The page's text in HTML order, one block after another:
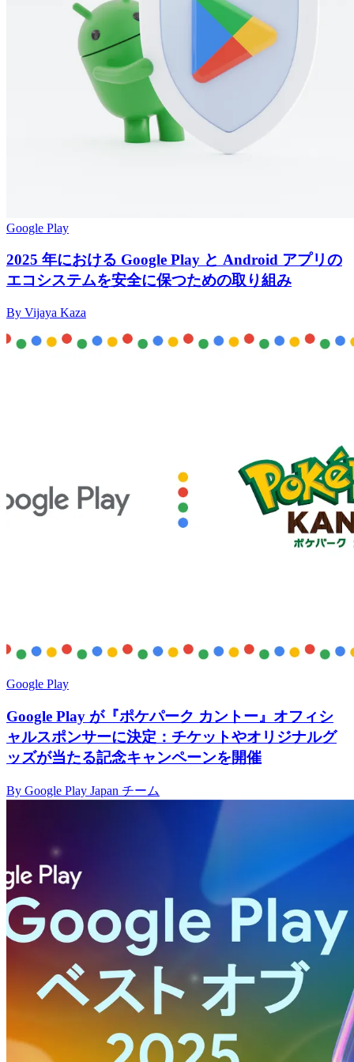
Google Play
2025 年における Google Play と Android アプリの
エコシステムを安全に保つための取り組み
By Vijaya Kaza
Google Play
Google Play が『ポケパーク カントー』オフィシ
ャルスポンサーに決定：チケットやオリジナルグ
ッズが当たる記念キャンペーンを開催
By Google Play Japan チーム